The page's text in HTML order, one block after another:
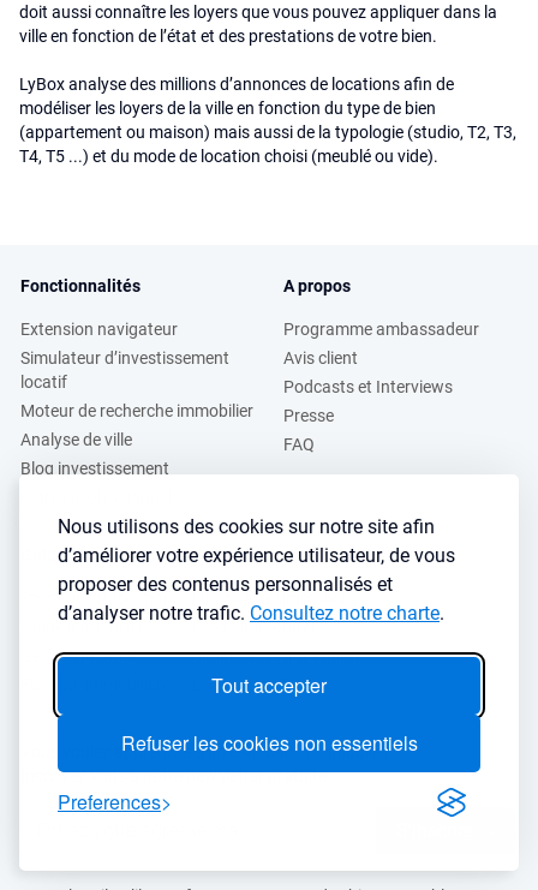
Nous utilisons des cookies sur notre site afin
d’améliorer votre expérience utilisateur, de vous
proposer des contenus personnalisés et
d’analyser notre trafic. Consultez notre charte.
Tout accepter
Refuser les cookies non essentiels
Preferences
doit aussi connaître les loyers que vous pouvez appliquer dans la
ville en fonction de l’état et des prestations de votre bien.
LyBox analyse des millions d’annonces de locations afin de
modéliser les loyers de la ville en fonction du type de bien
(appartement ou maison) mais aussi de la typologie (studio, T2, T3,
T4, T5 ...) et du mode de location choisi (meublé ou vide).
Fonctionnalités
Extension navigateur
Simulateur d’investissement
locatif
Moteur de recherche immobilier
Analyse de ville
Blog investissement
A propos
Programme ambassadeur
Avis client
Podcasts et Interviews
Presse
FAQ
Guides
Stratégie de location
Guide immobilier
Gestion locative
Finance de l'immobilier
Crédit immobilier
Simulateurs immobilier
Lybox vs DVF
Vous voulez apprendre à investir dans l’immobilier ?
Inscrivez vous à notre newsletter gratuite :